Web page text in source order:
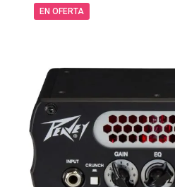
EN OFERTA